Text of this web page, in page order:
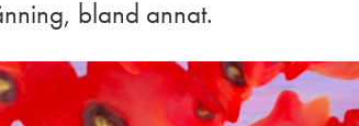
bland annat.